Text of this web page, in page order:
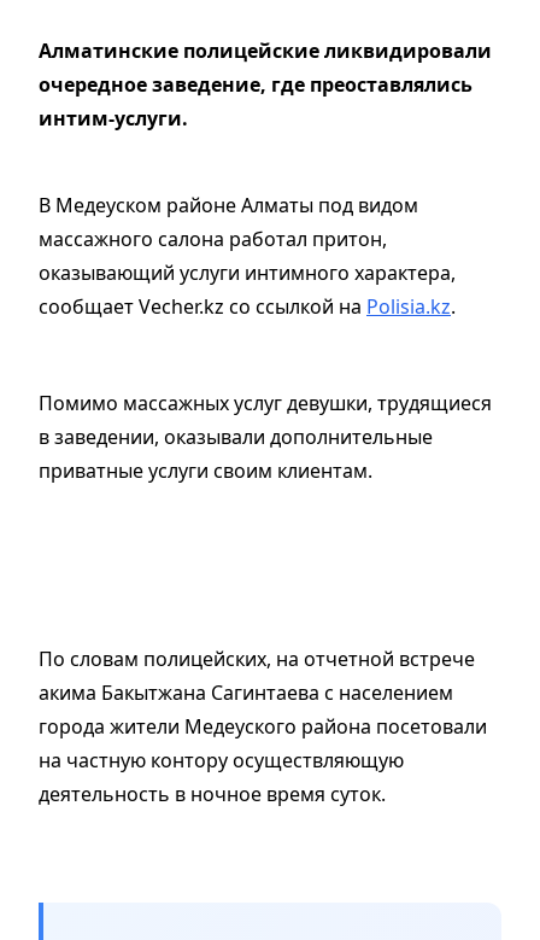
Алматинские полицейские ликвидировали
очередное заведение, где преоставлялись
интим-услуги.
В Медеуском районе Алматы под видом
массажного салона работал притон,
оказывающий услуги интимного характера,
сообщает Vecher.kz со ссылкой на Polisia.kz.
Помимо массажных услуг девушки, трудящиеся
в заведении, оказывали дополнительные
приватные услуги своим клиентам.
По словам полицейских, на отчетной встрече
акима Бакытжана Сагинтаева с населением
города жители Медеуского района посетовали
на частную контору осуществляющую
деятельность в ночное время суток.